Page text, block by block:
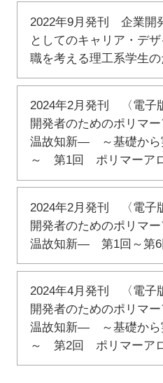
2022年9月発刊 企業開
としてのキャリア・デ
職を考える理工系学生
2024年2月発刊 〈電子
開発者のためのポリマ
温故知新― ～基礎から
～ 第1回 ポリマーア
2024年2月発刊 〈電子
開発者のためのポリマ
温故知新― 第1回～第6
2024年4月発刊 〈電子
開発者のためのポリマ
温故知新― ～基礎から
～ 第2回 ポリマーア